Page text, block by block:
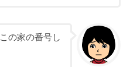
の家の番号し